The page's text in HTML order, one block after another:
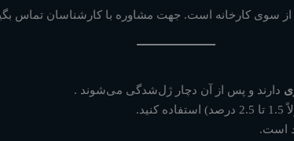
از سوی کارخانه است. جهت مشاوره با کارشناسان تماس
دارند و پس از آن دچار ژل‌شدگی می‌شوند .